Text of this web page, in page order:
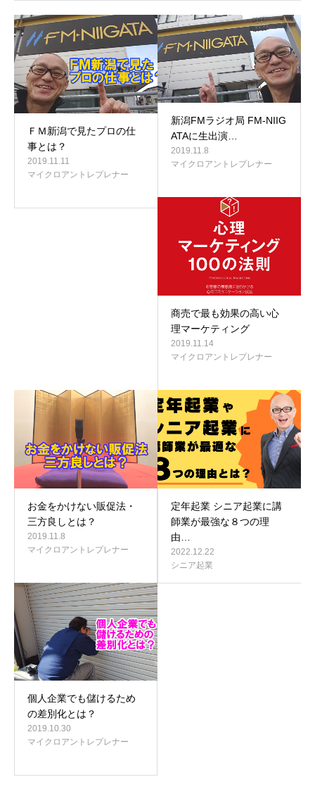
ＦＭ新潟で見たプロの仕
事とは？
2019.11.11
マイクロアントレプレナー
新潟FMラジオ局 FM-NIIG
ATAに生出演…
2019.11.8
マイクロアントレプレナー
商売で最も効果の高い心
理マーケティング
2019.11.14
マイクロアントレプレナー
お金をかけない販促法・
三方良しとは？
2019.11.8
マイクロアントレプレナー
定年起業 シニア起業に講
師業が最強な８つの理
由…
2022.12.22
シニア起業
個人企業でも儲けるため
の差別化とは？
2019.10.30
マイクロアントレプレナー